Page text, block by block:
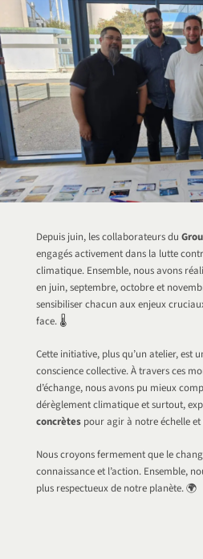
Depuis juin, les collaborateurs du
engagés activement dans la lutte
climatique. Ensemble, nous avons
en juin, septembre, octobre et
sensibiliser chacun aux enjeux
face. 🌡️
Cette initiative, plus qu’un atelier, est
conscience collective. À travers ces
d’échange, nous avons pu mieux
dérèglement climatique et surtout,
concrètespour agir à notre échelle
Nous croyons fermement que le
connaissance et l’action. Ensemble,
plus respectueux de notre planète. 🌍